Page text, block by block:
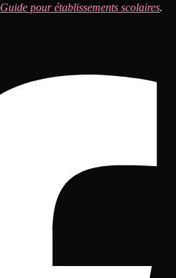
Guide pour établissements scolaires.